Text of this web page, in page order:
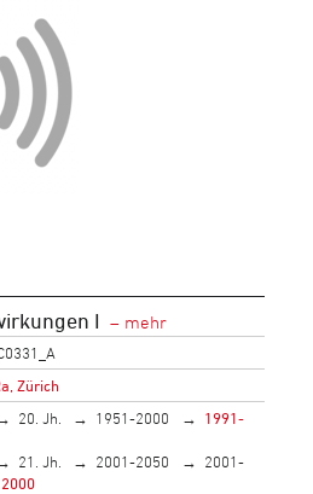
I
Zürich
20. Jh. 1951-2000
1991-
21. Jh. 2001-2050
2001-
2000